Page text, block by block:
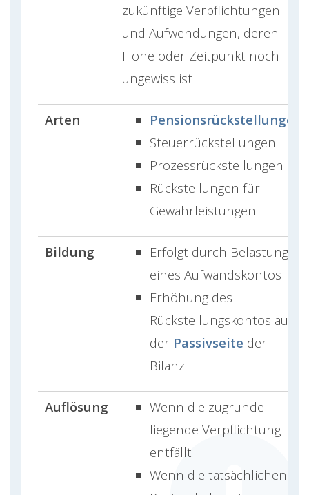
zukünftige Verpflichtungen
und Aufwendungen, deren
Höhe oder Zeitpunkt noch
ungewiss ist
Arten
Pensionsrückstellungen
Steuerrückstellungen
Prozessrückstellungen
Rückstellungen für
Gewährleistungen
Bildung
Erfolgt durch Belastung
eines Aufwandskontos
Erhöhung des
Rückstellungskontos auf
der Passivseite der
Bilanz
Auflösung
Wenn die zugrunde
liegende Verpflichtung
entfällt
Wenn die tatsächlichen